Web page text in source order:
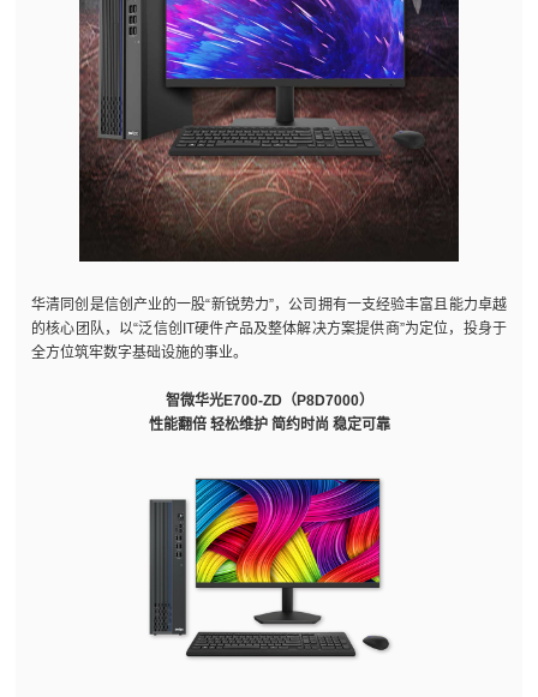
华清同创是信创产业的一股“新锐势力”，公司拥有一支经验丰富且能力卓越
的核心团队，以“泛信创IT硬件产品及整体解决方案提供商”为定位，投身于
全方位筑牢数字基础设施的事业。
智微华光E700-ZD（P8D7000）
性能翻倍 轻松维护 简约时尚 稳定可靠